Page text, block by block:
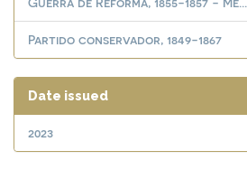
Partido conservador, 1849-1867
Date issued
2023